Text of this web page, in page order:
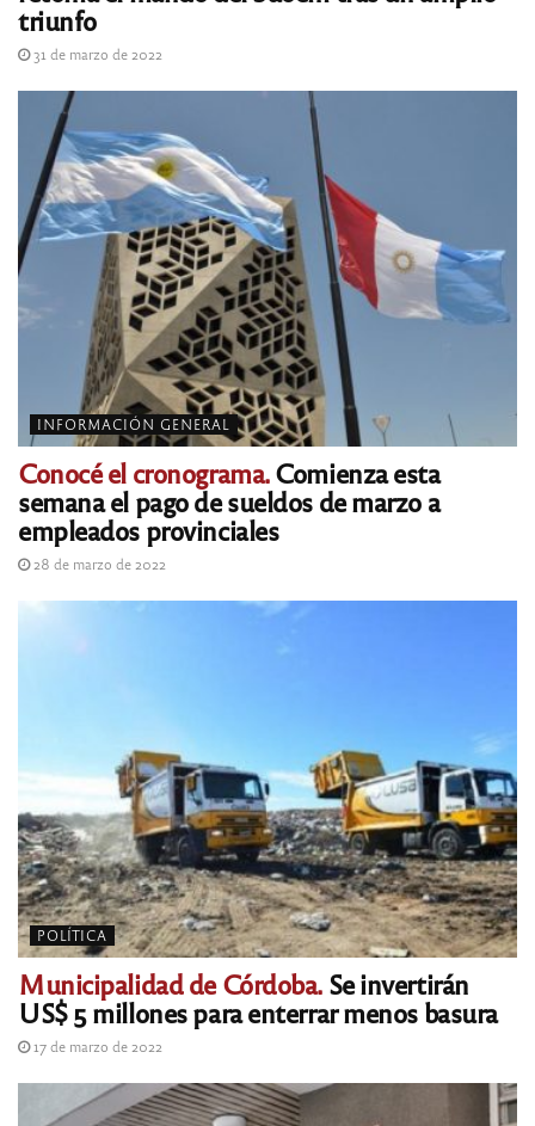
triunfo
31 de marzo de 2022
INFORMACIÓN GENERAL
Conocé el cronograma.Comienza esta
semana el pago de sueldos de marzo a
empleados provinciales
28 de marzo de 2022
POLÍTICA
Municipalidad de Córdoba. Se invertirán
US$ 5 millones para enterrar menos basura
17 de marzo de 2022